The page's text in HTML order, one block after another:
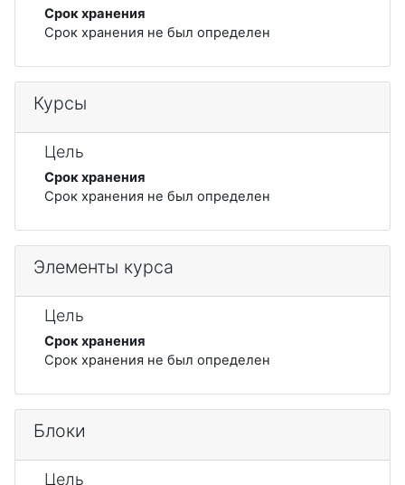
Срок хранения
Срок хранения не был определен
Курсы
Цель
Срок хранения
Срок хранения не был определен
Элементы курса
Цель
Срок хранения
Срок хранения не был определен
Блоки
Цель